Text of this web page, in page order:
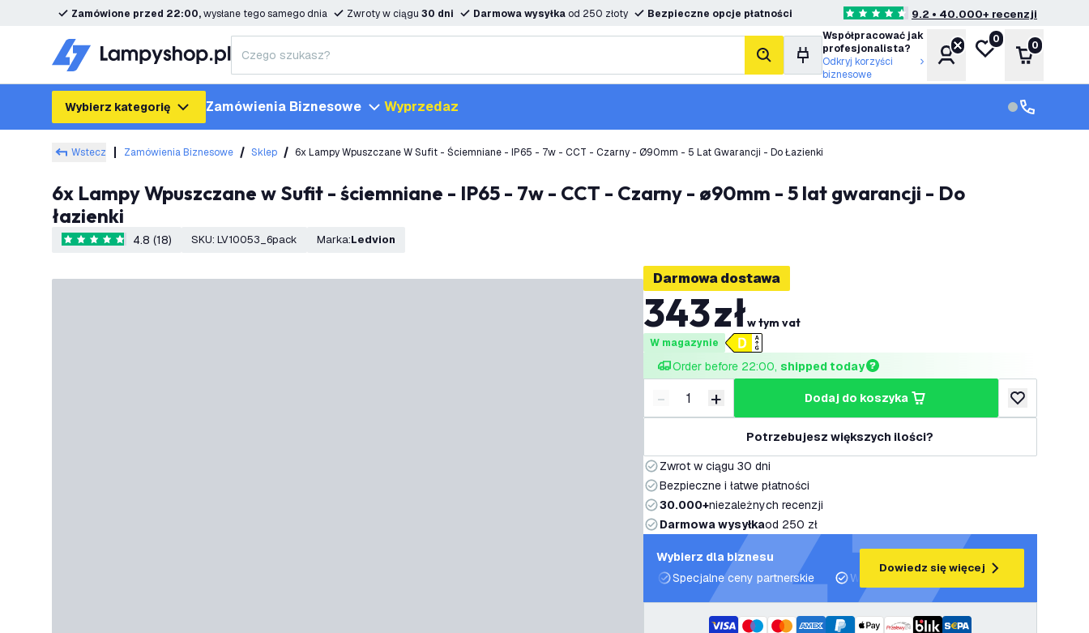
Zamówione przed 22:00,wysłane tego samego dnia Zwroty w ciągu 30 dni Darmowa wysyłka od 250 złoty Bezpieczne opcje płatności 4.6 Gwiazdki oceny9.2 • 40.000+ recenzji
Szukaj
Współpracować jak
profesjonalista?
Odkryj korzyści
biznesowe
KontoMoja lista życzeń
0
Koszyk
0
Wybierz kategorię Zamówienia Biznesowe Wyprzedaz Obsługa
Obsługa
Wstecz Zamówienia Biznesowe Sklep 6x Lampy Wpuszczane W Sufit - Ściemniane - IP65 - 7w - CCT - Czarny - Ø90mm - 5 Lat Gwarancji - Do Łazienki
6x Lampy Wpuszczane w Sufit - ściemniane - IP65 - 7w - CCT - Czarny - ø90mm - 5 lat gwarancji - Do
łazienki
4.8 Gwiazdki oceny
4.8 (18) SKU: LV10053_6pack Marka: Ledvion
Darmowa dostawa
343złw tym vat
W magazynie
Order before 22:00, shipped today
Zmniejsz ilość
- Zwiększ ilość
+ dodaj do koszyka
dodaj do listy
Potrzebujesz większych ilości?
Zwrot w ciągu 30 dni
Bezpieczne i łatwe płatności
30.000+niezależnych recenzji
Darmowa wysyłkaod 250 zł
Wybierz dla biznesu
Specjalne ceny partnerskie
Wsparcie projektowe i plany oświetleniowe
Dowiedz się więcej